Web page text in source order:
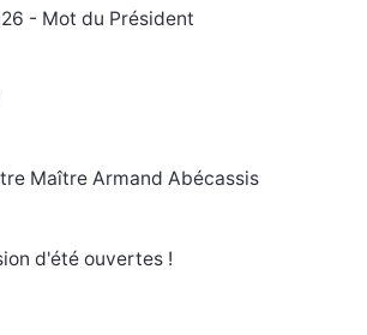
- Mot du Président
Maître Armand Abécassis
d'été ouvertes !